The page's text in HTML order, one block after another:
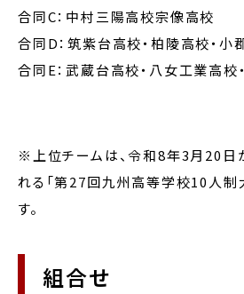
合同C：中村三陽高校宗像高校
合同D：筑紫台高校・柏陵高校・小
合同E：武蔵台高校・八女工業高校
※上位チームは、令和8年3月20日
れる「第27回九州高等学校10人制
す。
組合せ